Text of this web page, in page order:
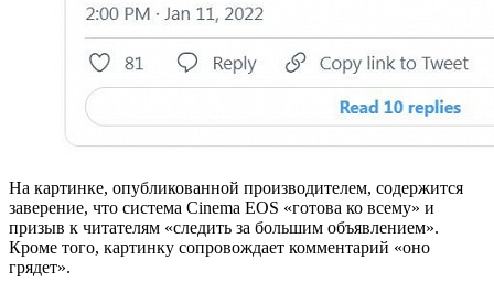
На картинке, опубликованной производителем, содержится
заверение, что система Cinema EOS «готова ко всему» и
призыв к читателям «следить за большим объявлением».
Кроме того, картинку сопровождает комментарий «оно
грядет».